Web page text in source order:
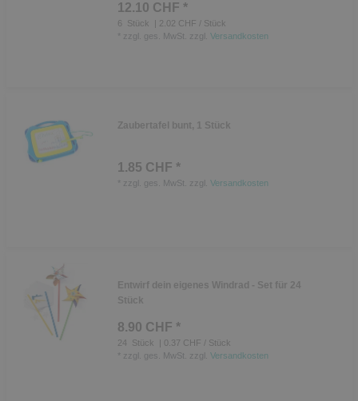
12.10 CHF *
6 Stück
| 2.02 CHF / Stück
zzgl. ges. MwSt. zzgl. Versandkosten
Zaubertafel bunt, 1 Stück
1.85 CHF *
zzgl. ges. MwSt. zzgl. Versandkosten
Entwirf dein eigenes Windrad - Set für 24
Stück
8.90 CHF *
24 Stück
| 0.37 CHF / Stück
zzgl. ges. MwSt. zzgl. Versandkosten